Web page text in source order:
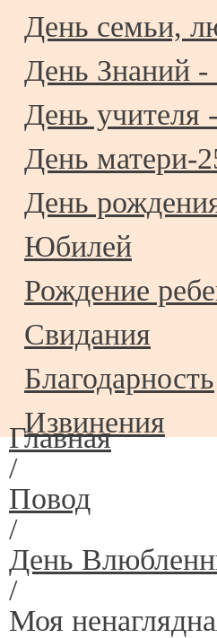
День семьи,
День Знаний -
День учителя
День матери-
День
Юбилей
Рождение
Свидания
Благодарность
Извинения
Главная
/
Повод
/
День
/
Моя